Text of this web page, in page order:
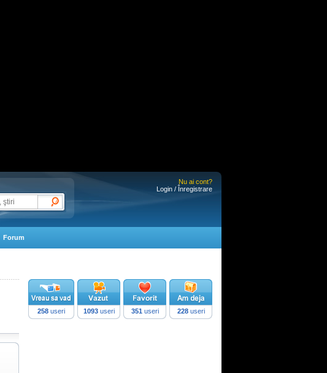
Nu ai cont?
Login / Înregistrare
Forum
258 useri 1093useri 351 useri 228useri